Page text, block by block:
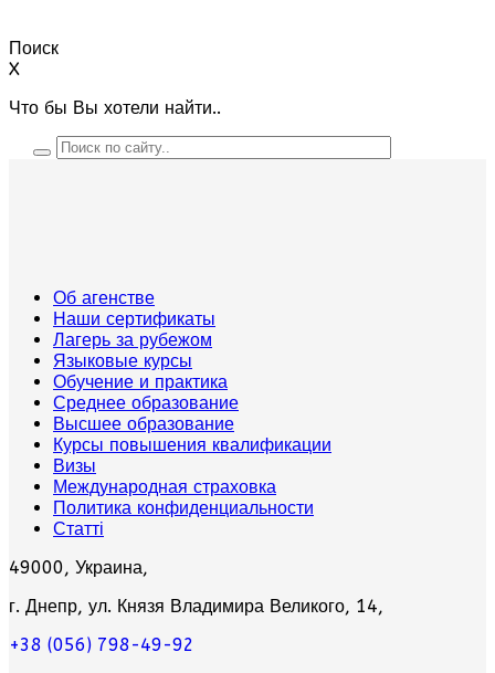
Поиск
X
Что бы Вы хотели найти..
Об агенстве
Наши сертификаты
Лагерь за рубежом
Языковые курсы
Обучение и практика
Среднее образование
Высшее образование
Курсы повышения квалификации
Визы
Международная страховка
Политика конфиденциальности
Статті
49000, Украина,
г. Днепр, ул. Князя Владимира Великого, 14,
+38 (056) 798-49-92